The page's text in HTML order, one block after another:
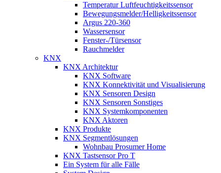
Temperatur Luftfeuchtigkeitssensor
Bewegungsmelder/Helligkeitssensor
Argus 220-360
Wassersensor
Fenster-/Türsensor
Rauchmelder
KNX
KNX Architektur
KNX Software
KNX Konnektivität und Visualisierung
KNX Sensoren Design
KNX Sensoren Sonstiges
KNX Systemkomponenten
KNX Aktoren
KNX Produkte
KNX Segmentlösungen
Wohnbau Prosumer Home
KNX Tastsensor Pro T
Ein System für alle Fälle